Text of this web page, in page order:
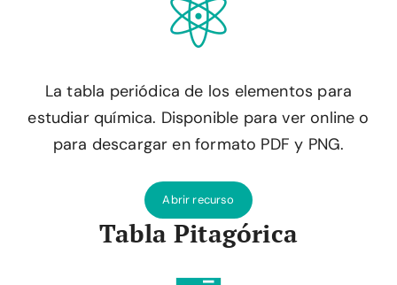
La tabla periódica de los elementos para
estudiar química. Disponible para ver online o
para descargar en formato PDF y PNG.
Abrir recurso
Tabla Pitagórica